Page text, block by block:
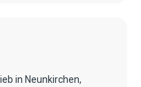
in Neunkirchen,